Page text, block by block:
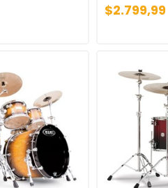
$2.799,99